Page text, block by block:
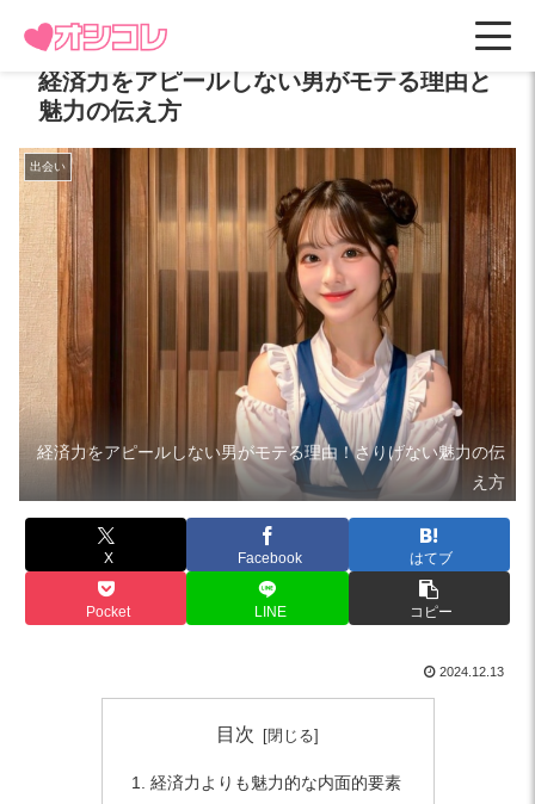
経済力をアピールしない男がモテる理由と
魅力の伝え方
出会い
経済力をアピールしない男がモテる理由！さりげない魅力の伝
え方
X Facebook はてブ
Pocket LINE コピー
2024.12.13
目次
経済力よりも魅力的な内面的要素